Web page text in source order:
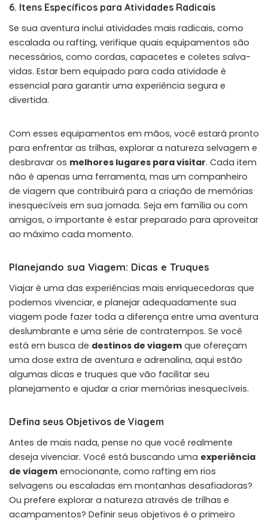
6. Itens Específicos para Atividades Radicais
Se sua aventura inclui atividades mais radicais, como
escalada ou rafting, verifique quais equipamentos são
necessários, como cordas, capacetes e coletes salva-
vidas. Estar bem equipado para cada atividade é
essencial para garantir uma experiência segura e
divertida.
Com esses equipamentos em mãos, você estará pronto
para enfrentar as trilhas, explorar a natureza selvagem e
desbravar os melhores lugares para visitar. Cada item
não é apenas uma ferramenta, mas um companheiro
de viagem que contribuirá para a criação de memórias
inesquecíveis em sua jornada. Seja em família ou com
amigos, o importante é estar preparado para aproveitar
ao máximo cada momento.
Planejando sua Viagem: Dicas e Truques
Viajar é uma das experiências mais enriquecedoras que
podemos vivenciar, e planejar adequadamente sua
viagem pode fazer toda a diferença entre uma aventura
deslumbrante e uma série de contratempos. Se você
está em busca de destinos de viagem que ofereçam
uma dose extra de aventura e adrenalina, aqui estão
algumas dicas e truques que vão facilitar seu
planejamento e ajudar a criar memórias inesquecíveis.
Defina seus Objetivos de Viagem
Antes de mais nada, pense no que você realmente
deseja vivenciar. Você está buscando uma experiência
de viagem emocionante, como rafting em rios
selvagens ou escaladas em montanhas desafiadoras?
Ou prefere explorar a natureza através de trilhas e
acampamentos? Definir seus objetivos é o primeiro